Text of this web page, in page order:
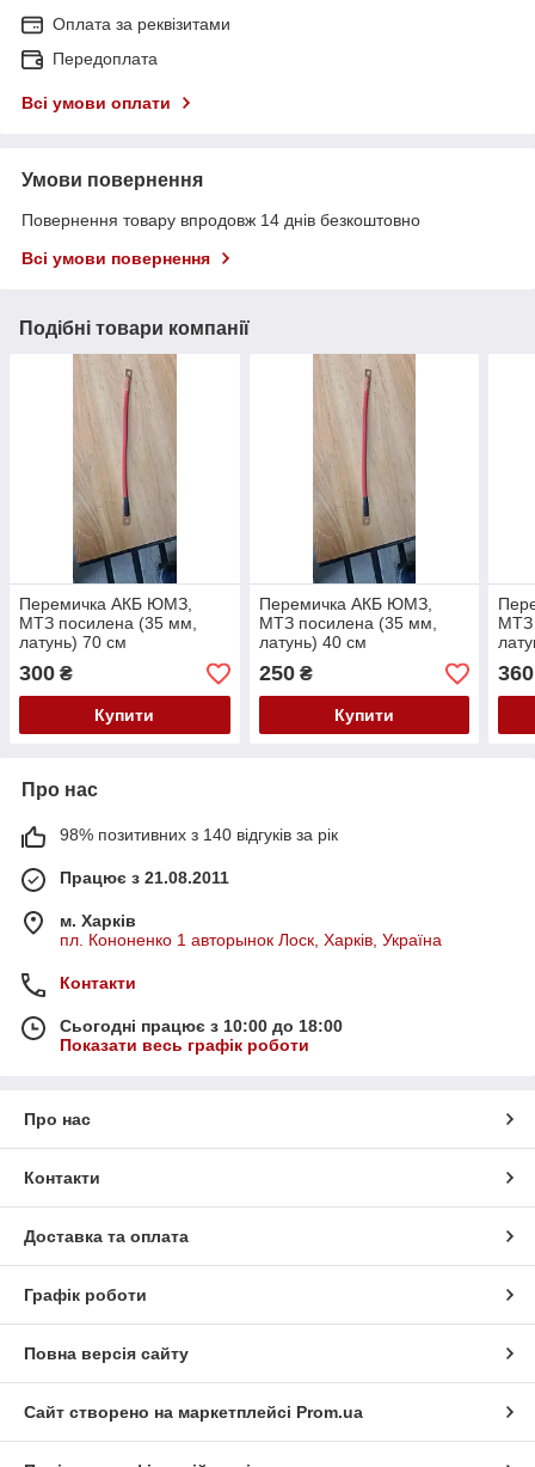
Оплата за реквізитами
Передоплата
Всі умови оплати
Умови повернення
Повернення товару впродовж 14 днів безкоштовно
Всі умови повернення
Подібні товари компанії
Перемичка АКБ ЮМЗ,
МТЗ посилена (35 мм,
латунь) 70 см
300 ₴
Купити
Перемичка АКБ ЮМЗ,
МТЗ посилена (35 мм,
латунь) 40 см
250₴
Купити
МТЗ
360
Про нас
98% позитивних з 140 відгуків за рік
Працює з 21.08.2011
м. Харків
пл. Кононенко 1 авторынок Лоск, Харків, Україна
Контакти
Сьогодні працює з 10:00 до 18:00
Показати весь графік роботи
Про нас
Контакти
Доставка та оплата
Графік роботи
Повна версія сайту
Сайт створено на маркетплейсі Prom.ua